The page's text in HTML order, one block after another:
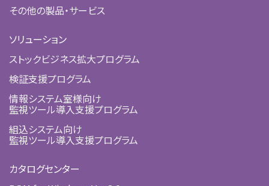
その他の製品・サービス
ソリューション
ストックビジネス拡大プログラム
検証支援プログラム
情報システム室様向け
監視ツール導入支援プログラム
組込システム向け
監視ツール導入支援プログラム
カタログセンター